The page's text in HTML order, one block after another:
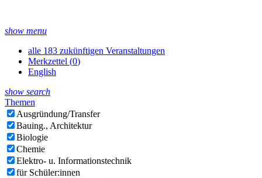
show menu
alle 183 zukünftigen Veranstaltungen
Merkzettel (0)
English
show search
Themen
Ausgründung/Transfer
Bauing., Architektur
Biologie
Chemie
Elektro- u. Informationstechnik
für Schüler:innen